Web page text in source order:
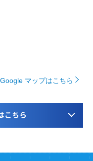
Google マップはこちら
こちら